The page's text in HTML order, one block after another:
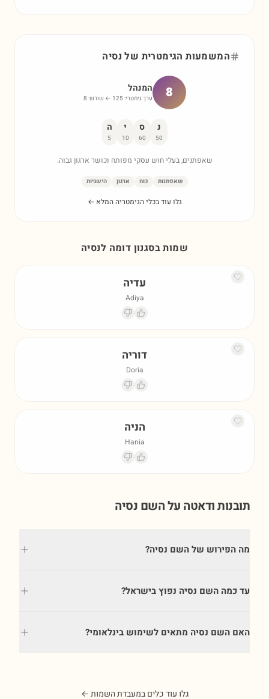
המשמעות הגימטרית של נסיה
8 המנהל
ערך גימטרי: 125 ← שורש: 8
נ
50
ס
60
י
10
ה
5
שאפתנים, בעלי חוש עסקי מפותח וכושר ארגון גבוה.
שאפתנות כוח ארגון הישגיות
גלו עוד בכלי הגימטריה המלא ←
שמות בסגנון דומה לנסיה
עדיה
Adiya
דוריה
Doria
הניה
Hania
תובנות ודאטה על השם נסיה
מה הפירוש של השם נסיה?
עד כמה השם נסיה נפוץ בישראל?
האם השם נסיה מתאים לשימוש בינלאומי?
גלו עוד כלים במעבדת השמות ←